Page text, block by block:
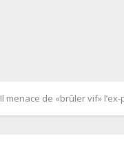
Il menace de «brûler vif»